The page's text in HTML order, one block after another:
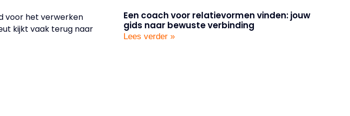
voor het verwerken
kijkt vaak terug naar
Een coach voor relatievormen vinden: jouw
gids naar bewuste verbinding
Lees verder »